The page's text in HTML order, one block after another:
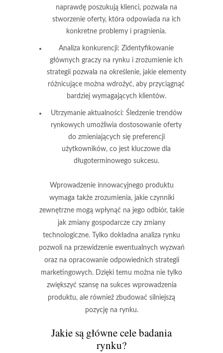
naprawdę poszukują klienci, pozwala na
stworzenie oferty, która odpowiada na ich
konkretne problemy i pragnienia.
Analiza konkurencji: Zidentyfikowanie
głównych graczy na rynku i zrozumienie ich
strategii pozwala na określenie, jakie elementy
różnicujące można wdrożyć, aby przyciągnąć
bardziej wymagających klientów.
Utrzymanie aktualności: Śledzenie trendów
rynkowych umożliwia dostosowanie oferty
do zmieniających się preferencji
użytkowników, co jest kluczowe dla
długoterminowego sukcesu.
Wprowadzenie innowacyjnego produktu
wymaga także zrozumienia, jakie czynniki
zewnętrzne mogą wpłynąć na jego odbiór, takie
jak zmiany gospodarcze czy zmiany
technologiczne. Tylko dokładna analiza rynku
pozwoli na przewidzenie ewentualnych wyzwań
oraz na opracowanie odpowiednich strategii
marketingowych. Dzięki temu można nie tylko
zwiększyć szansę na sukces wprowadzenia
produktu, ale również zbudować silniejszą
pozycję na rynku.
Jakie są główne cele badania
rynku?